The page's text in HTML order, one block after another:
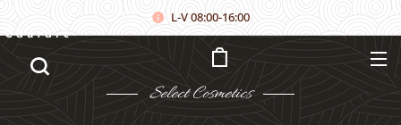
L-V 08:00-16:00
Select Cosmetics
Căutare